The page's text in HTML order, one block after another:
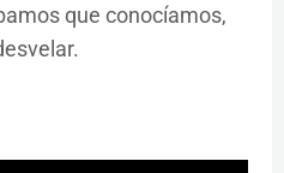
que conocíamos,